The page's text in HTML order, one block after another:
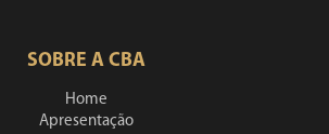
SOBRE A CBA
Home
Apresentação